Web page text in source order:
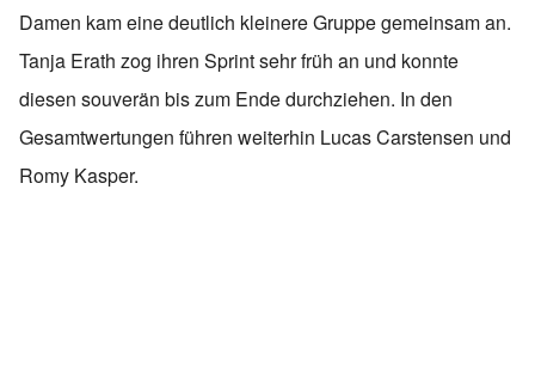
Damen kam eine deutlich kleinere Gruppe gemeinsam an.
Tanja Erath zog ihren Sprint sehr früh an und konnte
diesen souverän bis zum Ende durchziehen. In den
Gesamtwertungen führen weiterhin Lucas Carstensen und
Romy Kasper.